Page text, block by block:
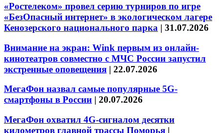
«Ростелеком» провел серию турниров по игре
«БезОпасный интернет» в экологическом лагере
Кенозерского национального парка | 31.07.2026
Внимание на экран: Wink первым из онлайн-
кинотеатров совместно с МЧС России запустил
экстренные оповещения | 22.07.2026
МегаФон назвал самые популярные 5G-
смартфоны в России | 20.07.2026
МегаФон охватил 4G-сигналом десятки
километров главной трассы Поморья |